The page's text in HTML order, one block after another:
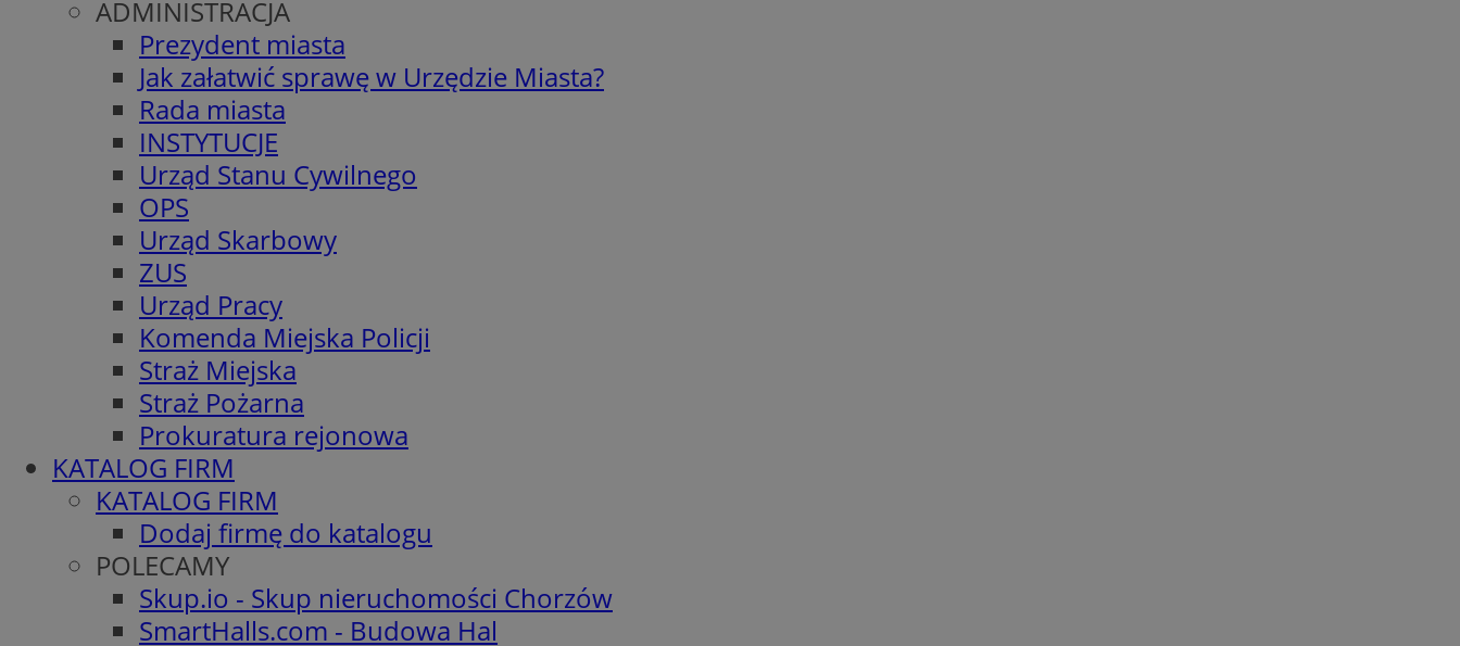
ADMINISTRACJA
Prezydent miasta
Jak załatwić sprawę w Urzędzie Miasta?
Rada miasta
INSTYTUCJE
Urząd Stanu Cywilnego
OPS
Urząd Skarbowy
ZUS
Urząd Pracy
Komenda Miejska Policji
Straż Miejska
Straż Pożarna
Prokuratura rejonowa
KATALOG FIRM
KATALOG FIRM
Dodaj firmę do katalogu
POLECAMY
Skup.io - Skup nieruchomości Chorzów
SmartHalls.com - Budowa Hal